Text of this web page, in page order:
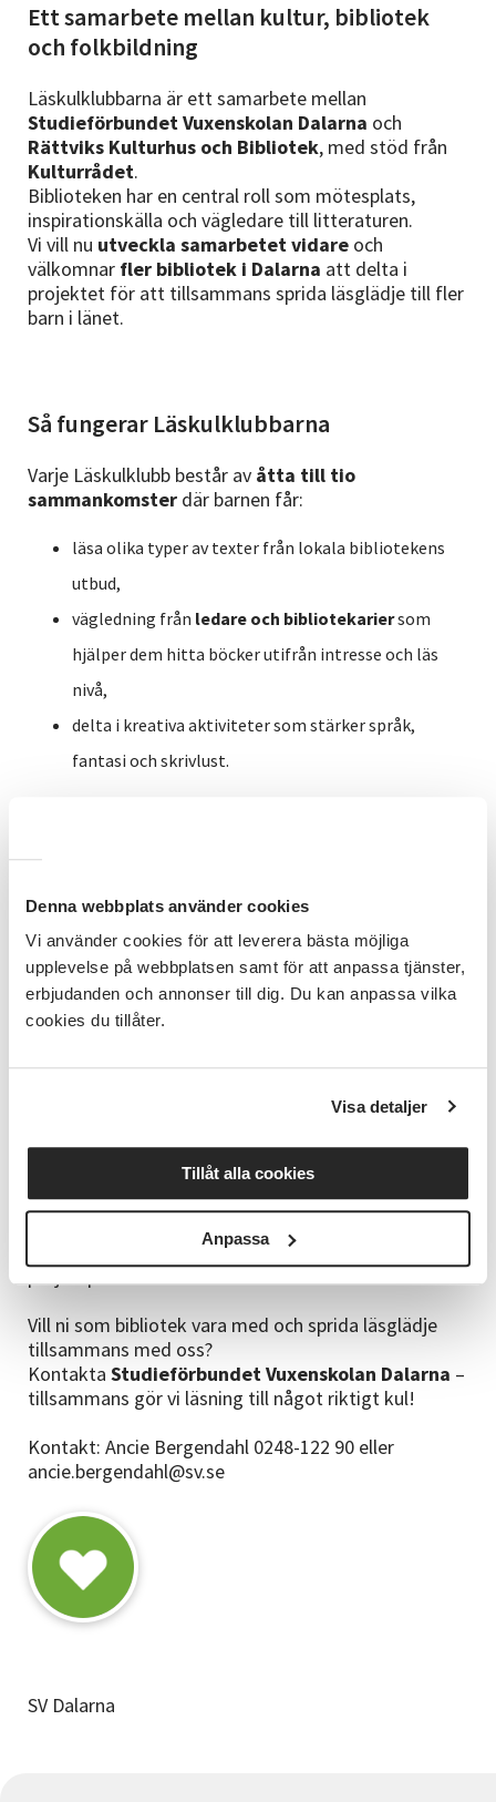
Denna webbplats använder cookies
Vi använder cookies för att leverera bästa möjliga
upplevelse på webbplatsen samt för att anpassa tjänster,
erbjudanden och annonser till dig. Du kan anpassa vilka
cookies du tillåter.
Visa detaljer
Tillåt alla cookies
Anpassa
Ett samarbete mellan kultur, bibliotek
och folkbildning
Läskulklubbarna är ett samarbete mellan
Studieförbundet Vuxenskolan Dalarna och
Rättviks Kulturhus och Bibliotek, med stöd från
Kulturrådet.
Biblioteken har en central roll som mötesplats,
inspirationskälla och vägledare till litteraturen.
Vi vill nu utveckla samarbetet vidare och
välkomnar fler bibliotek i Dalarna att delta i
projektet för att tillsammans sprida läsglädje till fler
barn i länet.
Så fungerar Läskulklubbarna
Varje Läskulklubb består av åtta till tio
sammankomster där barnen får:
läsa olika typer av texter från lokala bibliotekens
utbud,
vägledning från ledare och bibliotekariersom
hjälper dem hitta böcker utifrån intresse och läs
nivå,
delta i kreativa aktiviteter som stärker språk,
fantasi och skrivlust.
läsa.
egna berättelser. Vid projektets avslutning kan det
bli ett boksläpp, där barnen presenterar sina egna
böcker inför familj och vänner – en högtidsstund
som stärker både självkänslan och läslusten!
med medel från Kulturrådet
fortsätter.
Målet är att integrera Läskulklubbarna i
Studieförbundet Vuxenskolans ordinarie
verksamhet tillsammans med Dalabiblioteken
att satsningen lever vidare även efter
projektperiodens slut.
Vill ni som bibliotek vara med och sprida läsglädje
tillsammans med oss?
Kontakta Studieförbundet Vuxenskolan Dalarna –
tillsammans gör vi läsning till något riktigt kul!
Kontakt: Ancie Bergendahl 0248-122 90 eller
ancie.bergendahl@sv.se
SV Dalarna